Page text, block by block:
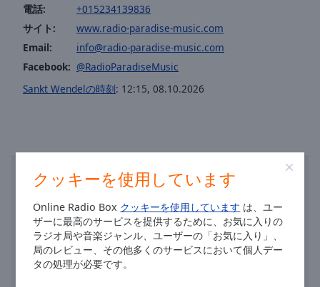
クッキーを使用しています
Online Radio Box クッキーを使用しています は、ユー
ザーに最高のサービスを提供するために、お気に入りの
ラジオ局や音楽ジャンル、ユーザーの「お気に入り」、
局のレビュー、その他多くのサービスにおいて個人デー
タの処理が必要です。
Picture-
in-
Picture
Fullscreen
Beginning
window.
Escape
電話:
+015234139836
サイト:
www.radio-paradise-music.com
Email:
info@radio-paradise-music.com
Facebook: @RadioParadiseMusic
Sankt Wendelの時刻: 12:15, 08.10.2026